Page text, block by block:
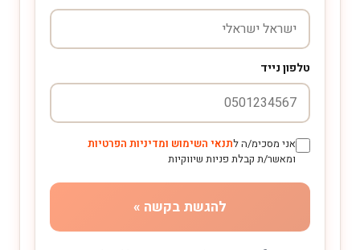
טלפון נייד
אני מסכימ/ה לתנאי השימוש ומדיניות הפרטיות
ומאשר/ת קבלת פניות שיווקיות
להגשת בקשה »